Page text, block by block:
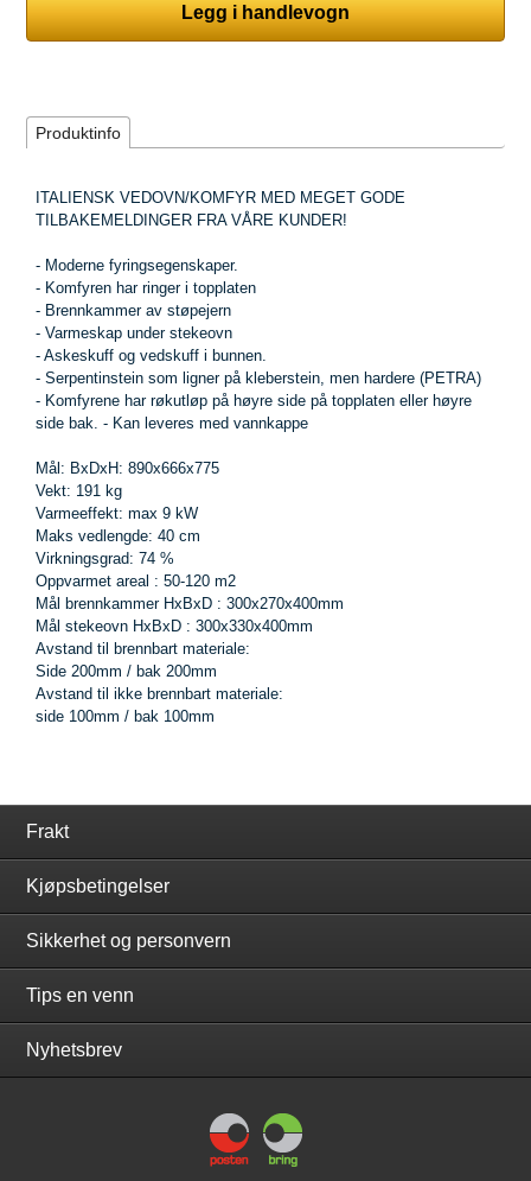
Produktinfo
ITALIENSK VEDOVN/KOMFYR MED MEGET GODE
TILBAKEMELDINGER FRA VÅRE KUNDER!
- Moderne fyringsegenskaper.
- Komfyren har ringer i topplaten
- Brennkammer av støpejern
- Varmeskap under stekeovn
- Askeskuff og vedskuff i bunnen.
- Serpentinstein som ligner på kleberstein, men hardere (PETRA)
- Komfyrene har røkutløp på høyre side på topplaten eller høyre
side bak. - Kan leveres med vannkappe
Mål: BxDxH: 890x666x775
Vekt: 191 kg
Varmeeffekt: max 9 kW
Maks vedlengde: 40 cm
Virkningsgrad: 74 %
Oppvarmet areal : 50-120 m2
Mål brennkammer HxBxD : 300x270x400mm
Mål stekeovn HxBxD : 300x330x400mm
Avstand til brennbart materiale:
Side 200mm / bak 200mm
Avstand til ikke brennbart materiale:
side 100mm / bak 100mm
Frakt
Kjøpsbetingelser
Sikkerhet og personvern
Tips en venn
Nyhetsbrev